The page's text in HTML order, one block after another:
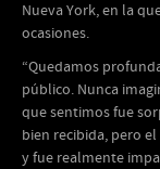
Nueva York, en la
ocasiones.
“Quedamos
público. Nunca
que sentimos fue
bien recibida, pero
y fue realmente